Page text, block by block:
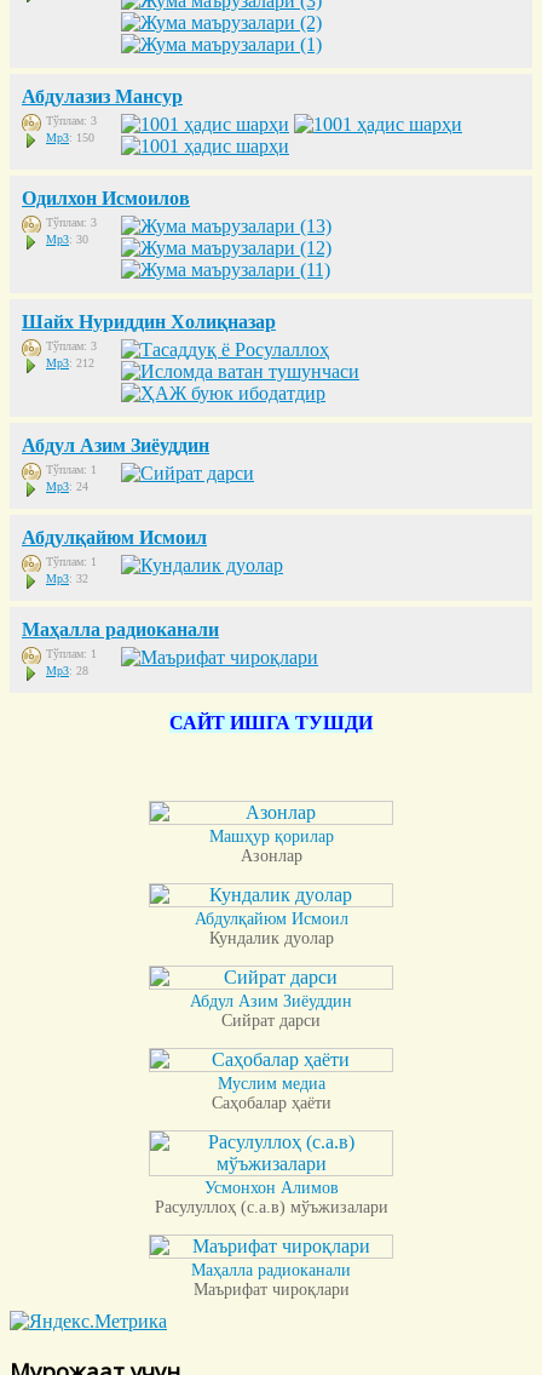
Абдулазиз Мансур
Тўплам: 3
Mp3: 150
Одилхон Исмоилов
Тўплам: 3
Mp3: 30
Шайх Нуриддин Холиқназар
Тўплам: 3
Mp3: 212
Абдул Азим Зиёуддин
Тўплам: 1
Mp3: 24
Абдулқайюм Исмоил
Тўплам: 1
Mp3: 32
Маҳалла радиоканали
Тўплам: 1
Mp3: 28
САЙТ ИШГА ТУШДИ
Машҳур қорилар
Азонлар
Абдулқайюм Исмоил
Кундалик дуолар
Абдул Азим Зиёуддин
Сийрат дарси
Муслим медиа
Саҳобалар ҳаёти
Усмонхон Алимов
Расулуллоҳ (с.а.в) мўъжизалари
Маҳалла радиоканали
Маърифат чироқлари